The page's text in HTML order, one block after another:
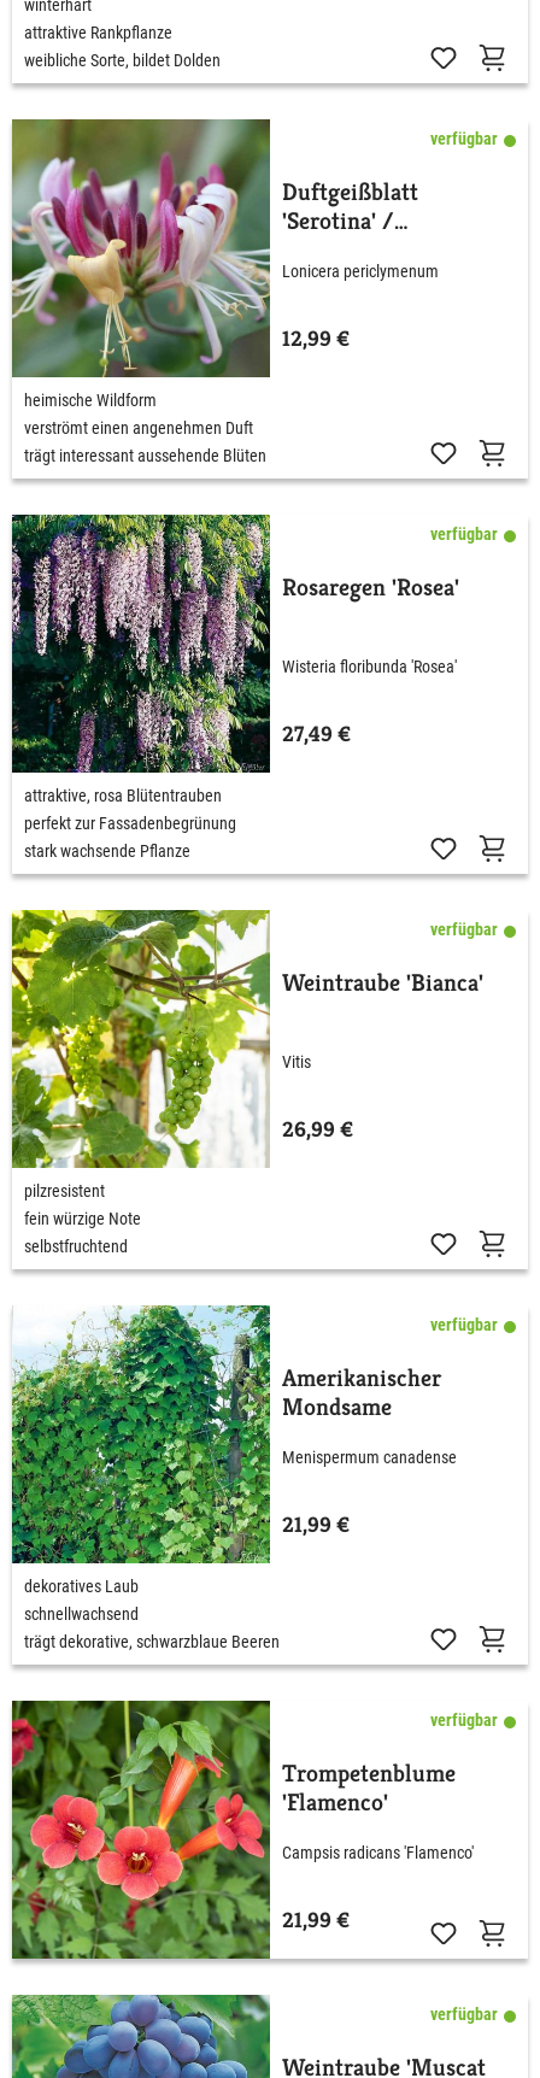
winterhart
attraktive Rankpflanze
weibliche Sorte, bildet Dolden
verfügbar
Duftgeißblatt
'Serotina' /
Lonicera periclymenum
12,99 €
heimische Wildform
verströmt einen angenehmen Duft
trägt interessant aussehende Blüten
verfügbar
Rosaregen 'Rosea'
Wisteria floribunda 'Rosea'
27,49 €
attraktive, rosa Blütentrauben
perfekt zur Fassadenbegrünung
stark wachsende Pflanze
verfügbar
Weintraube 'Bianca'
Vitis
26,99 €
pilzresistent
fein würzige Note
selbstfruchtend
verfügbar
Amerikanischer
Mondsame
Menispermum canadense
21,99 €
dekoratives Laub
schnellwachsend
trägt dekorative, schwarzblaue Beeren
verfügbar
Trompetenblume
'Flamenco'
Campsis radicans 'Flamenco'
21,99 €
verfügbar
Weintraube 'Muscat